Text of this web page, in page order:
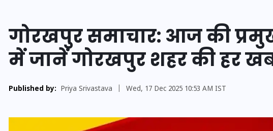
गोरखपुर समाचार: आज की
में जानें गोरखपुर शहर की हर
Published by: Priya Srivastava Wed, 17 Dec 2025 10:53 AM IST